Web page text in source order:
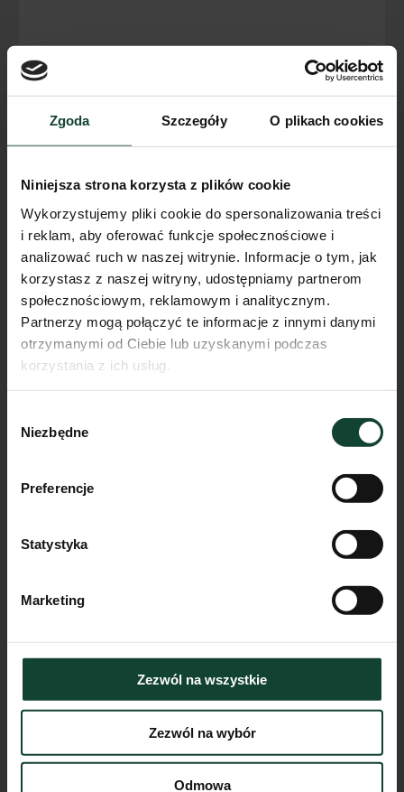
Zgoda Szczegóły O plikach cookies
Niniejsza strona korzysta z plików cookie
Wykorzystujemy pliki cookie do spersonalizowania treści
i reklam, aby oferować funkcje społecznościowe i
analizować ruch w naszej witrynie. Informacje o tym, jak
korzystasz z naszej witryny, udostępniamy partnerom
społecznościowym, reklamowym i analitycznym.
Partnerzy mogą połączyć te informacje z innymi danymi
otrzymanymi od Ciebie lub uzyskanymi podczas
korzystania z ich usług.
zgody
Niezbędne
Preferencje
Statystyka
Marketing
Zezwól na wszystkie
Zezwól na wybór
Odmowa
Mieszkanie D.A.11
Pokoje
Przejdź do karty mieszkania